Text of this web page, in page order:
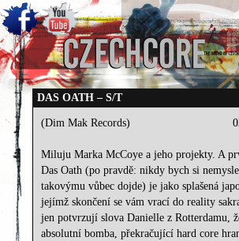
DAS OATH – S/T
(Dim Mak Records)
Miluju Marka McCoye a jeho projekty. A
Das Oath (po pravdě: nikdy bych si
takovýmu vůbec dojde) je jako splašená
jejímž skončení se vám vrací do reality
jen potvrzují slova Danielle z Rotterdamu,
absolutní bomba, překračující hard core